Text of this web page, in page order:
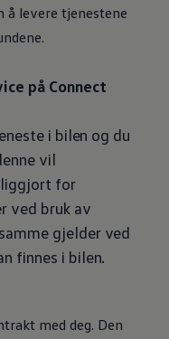
å levere tjenestene
på Connect
i bilen og du
vil
for
ved bruk av
gjelder ved
finnes i bilen.
med deg. Den